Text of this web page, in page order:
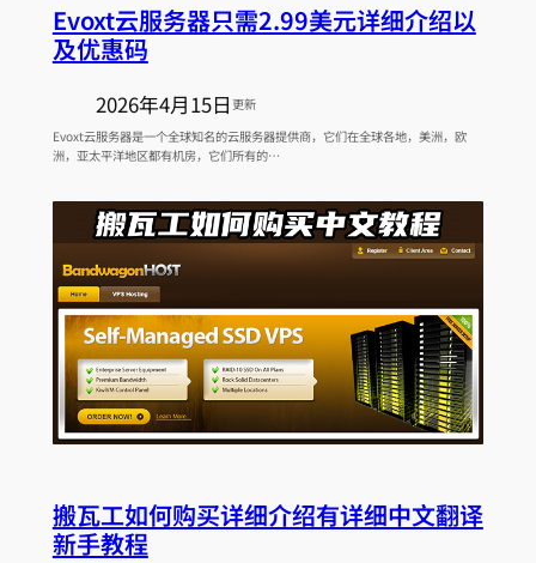
Evoxt云服务器只需2.99美元详细介绍以
及优惠码
2026年4月15日 更新
Evoxt云服务器是一个全球知名的云服务器提供商，它们在全球各地，美洲，欧
洲，亚太平洋地区都有机房，它们所有的…
搬瓦工如何购买详细介绍有详细中文翻译
新手教程